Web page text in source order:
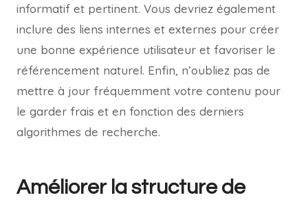
informatif et pertinent. Vous devriez également
inclure des liens internes et externes pour créer
une bonne expérience utilisateur et favoriser le
référencement naturel. Enfin, n’oubliez pas de
mettre à jour fréquemment votre contenu pour
le garder frais et en fonction des derniers
algorithmes de recherche.
Améliorer la structure de